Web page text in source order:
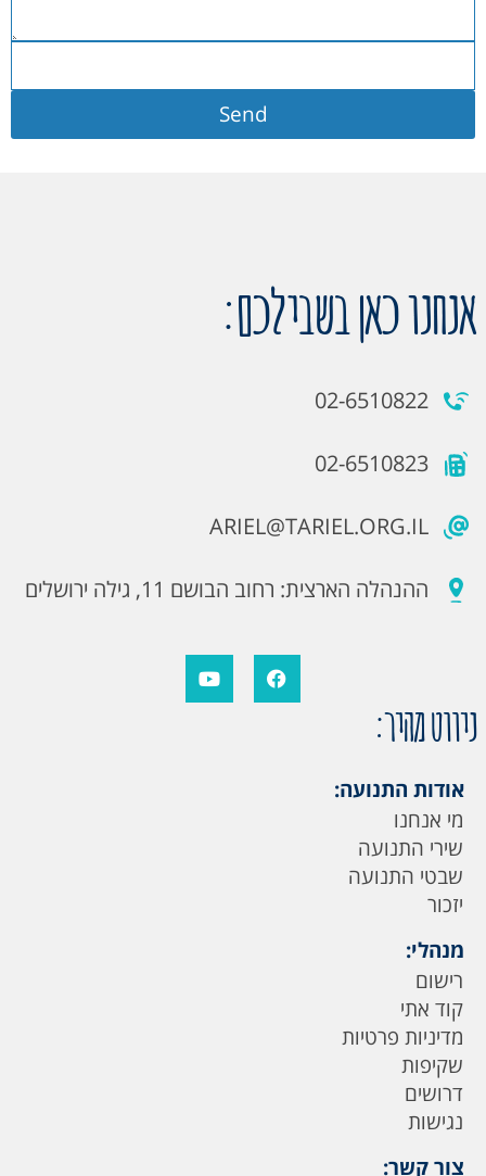
Send
אנחנו כאן בשבילכם:
02-6510822
02-6510823
ARIEL@TARIEL.ORG.IL
ההנהלה הארצית: רחוב הבושם 11, גילה ירושלים
ניווט מהיר:
אודות התנועה:
מי אנחנו
שירי התנועה
שבטי התנועה
יזכור
מנהלי:
רישום
קוד אתי
מדיניות פרטיות
שקיפות
דרושים
נגישות
צור קשר: